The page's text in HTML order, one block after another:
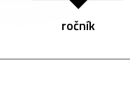
ročník